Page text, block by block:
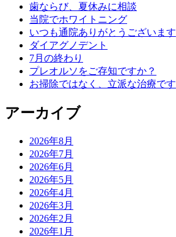
歯ならび、夏休みに相談
当院でホワイトニング
いつも通院ありがとうございます
ダイアグノデント
7月の終わり
プレオルソをご存知ですか？
お掃除ではなく、立派な治療です
アーカイブ
2026年8月
2026年7月
2026年6月
2026年5月
2026年4月
2026年3月
2026年2月
2026年1月